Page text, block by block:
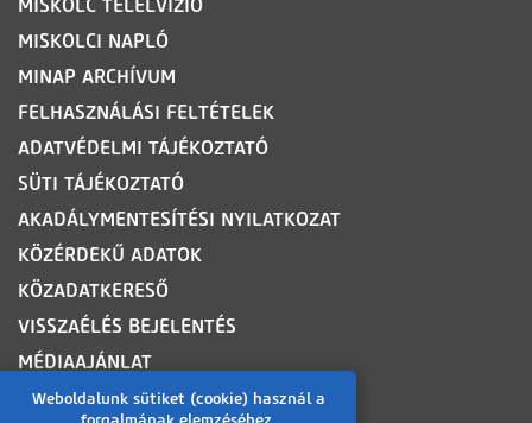
Weboldalunk sütiket (cookie) használ a
MISKOLC TELELVÍZIÓ
MISKOLCI NAPLÓ
MINAP ARCHÍVUM
FELHASZNÁLÁSI FELTÉTELEK
ADATVÉDELMI TÁJÉKOZTATÓ
SÜTI TÁJÉKOZTATÓ
AKADÁLYMENTESÍTÉSI NYILATKOZAT
KÖZÉRDEKŰ ADATOK
KÖZADATKERESŐ
VISSZAÉLÉS BEJELENTÉS
MÉDIAAJÁNLAT
OLDALTÉRKÉP